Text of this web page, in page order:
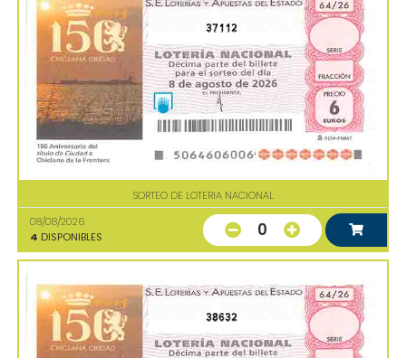
37112
SORTEO DE LOTERIA NACIONAL
08/08/2026
4 DISPONIBLES 0
38632